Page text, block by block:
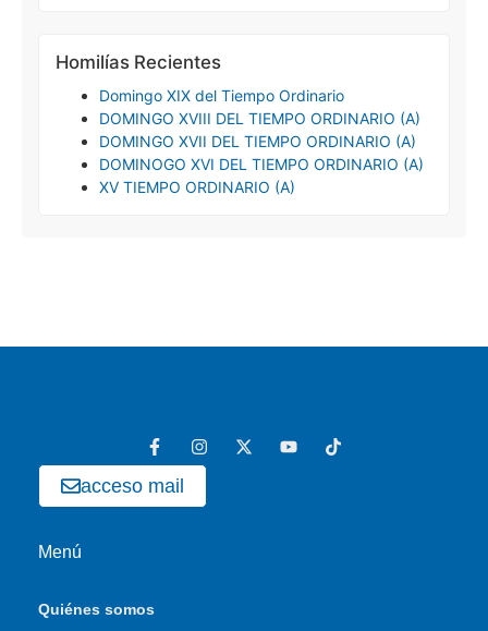
Homilías Recientes
Domingo XIX del Tiempo Ordinario
DOMINGO XVIII DEL TIEMPO ORDINARIO (A)
DOMINGO XVII DEL TIEMPO ORDINARIO (A)
DOMINOGO XVI DEL TIEMPO ORDINARIO (A)
XV TIEMPO ORDINARIO (A)
acceso mail
Menú
Quiénes somos